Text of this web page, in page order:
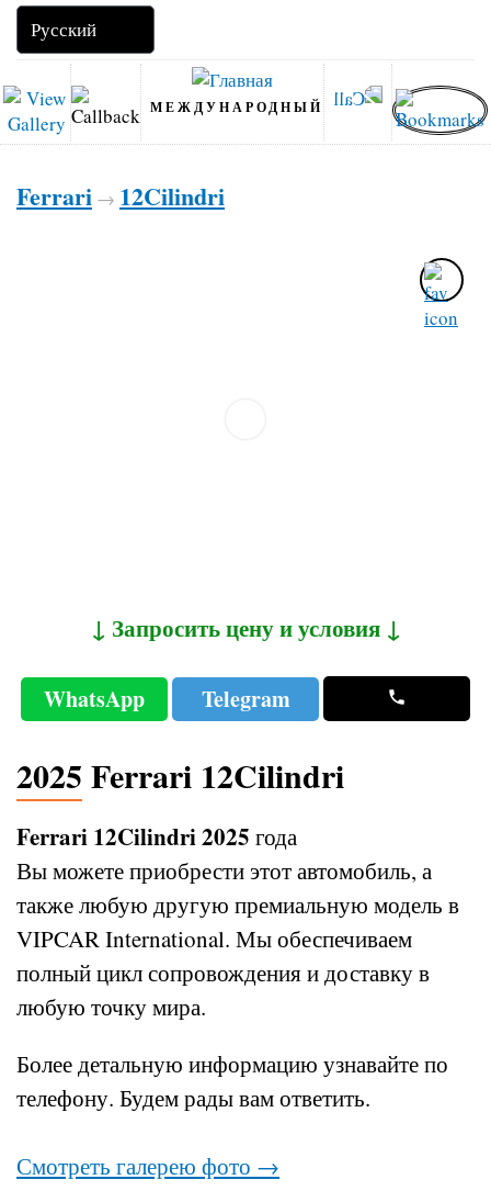
МЕЖДУНАРОДНЫЙ
Ferrari → 12Cilindri
↓ Запросить цену и условия ↓
WhatsApp Telegram
2025 Ferrari 12Cilindri
Ferrari 12Cilindri 2025 года
Вы можете приобрести этот автомобиль, а
также любую другую премиальную модель в
VIPCAR International. Мы обеспечиваем
полный цикл сопровождения и доставку в
любую точку мира.
Более детальную информацию узнавайте по
телефону. Будем рады вам ответить.
Смотреть галерею фото →